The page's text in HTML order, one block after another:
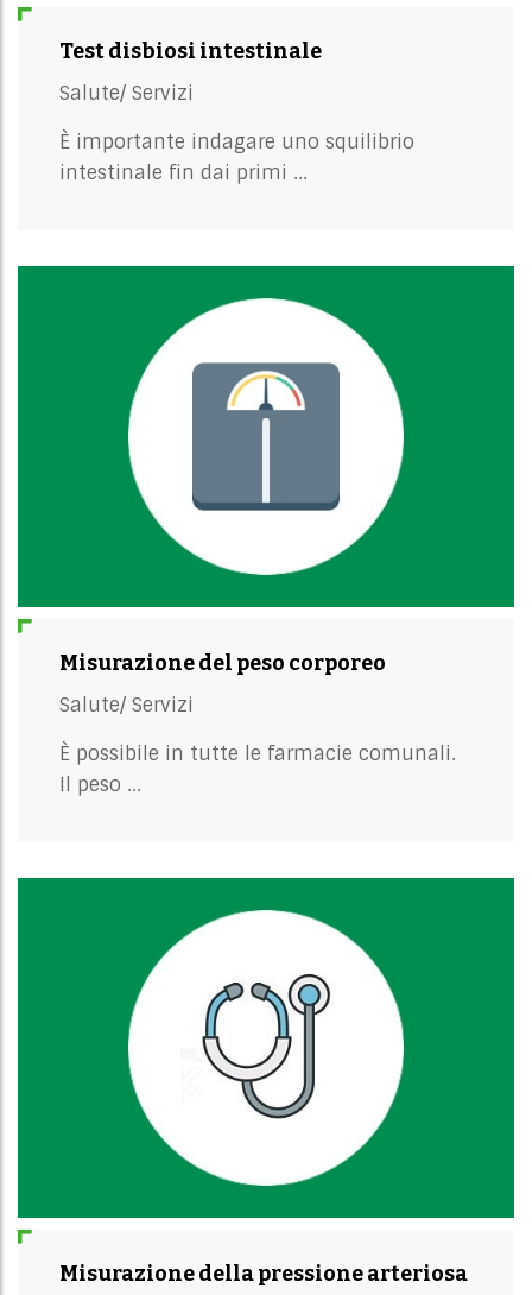
Test disbiosi intestinale
Salute/ Servizi
È importante indagare uno squilibrio
intestinale fin dai primi ...
Misurazione del peso corporeo
Salute/ Servizi
È possibile in tutte le farmacie comunali.
Il peso ...
Misurazione della pressione arteriosa